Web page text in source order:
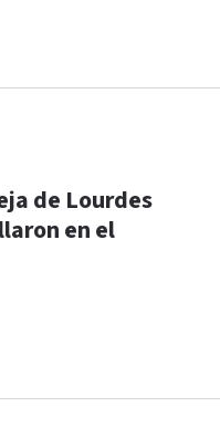
de Lourdes
en el